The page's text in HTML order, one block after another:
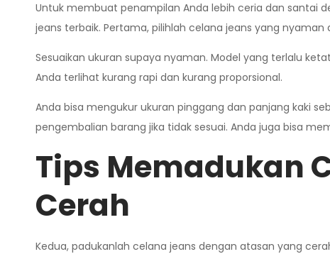
Untuk membuat penampilan Anda lebih ceria dan santai
jeans terbaik. Pertama, pilihlah celana jeans yang nyaman
Sesuaikan ukuran supaya nyaman. Model yang terlalu
Anda terlihat kurang rapi dan kurang proporsional.
Anda bisa mengukur ukuran pinggang dan panjang kaki
pengembalian barang jika tidak sesuai. Anda juga bisa
Tips Memadukan
Cerah
Kedua, padukanlah celana jeans dengan atasan yang